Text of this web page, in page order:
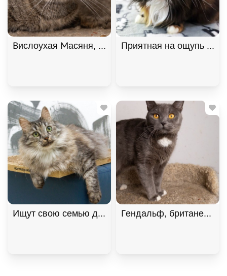
Вислоухая Масяня, Табби, Котельники, Кошка в
Приятная на ощупь
Ищут свою семью два "пушистых облака",
Гендальф, британец,